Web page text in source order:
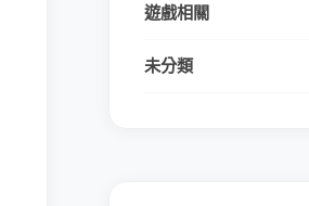
遊戲相關
未分類